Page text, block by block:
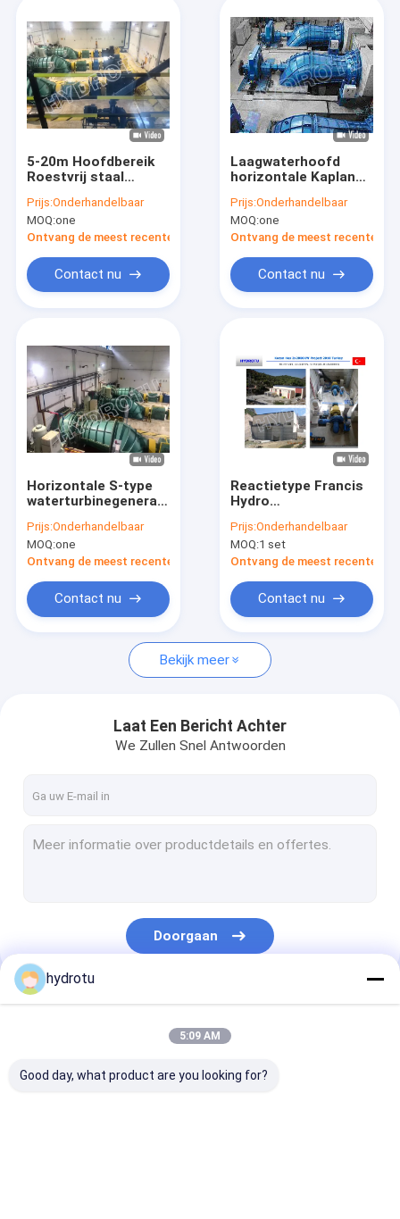
Producten
Ongeveer ons
Fabrieksreis
Nieuws
Gevallen
Pelton Hydro Turbine
Francis Hydro Turbine
Lamp hidromassage Turbine
Pelton Turbine Runner
Vlinderklep
Geflensde schuifafsluiter
5-20m Hoofdbereik
Roestvrij staal
Flow Hydro-
elektrische turbine
Prijs:Onderhandelbaar
MOQ:one
Ontvang de meest recente Prijs
Contact nu
Laagwaterhoofd
horizontale Kaplan
- 5 MW
Prijs:Onderhandelbaar
MOQ:one
Ontvang de meest recente
Contact nu
Horizontale S-type
waterturbinegenerator
loopbladen
Prijs:Onderhandelbaar
MOQ:one
Ontvang de meest recente Prijs
Contact nu
Reactietype Francis
Hydro
Water Turbine With
Inlet-Klep, PLC
Gouverneur,
Waterkracht Projec
Prijs:Onderhandelbaar
MOQ:1 set
Ontvang de meest recente
Contact nu
Bekijk meer
Laat Een Bericht Achter
We Zullen Snel Antwoorden
Doorgaan
Onze Categorieën
hydrotu
5:09 AM
Good day, what product are you looking for?